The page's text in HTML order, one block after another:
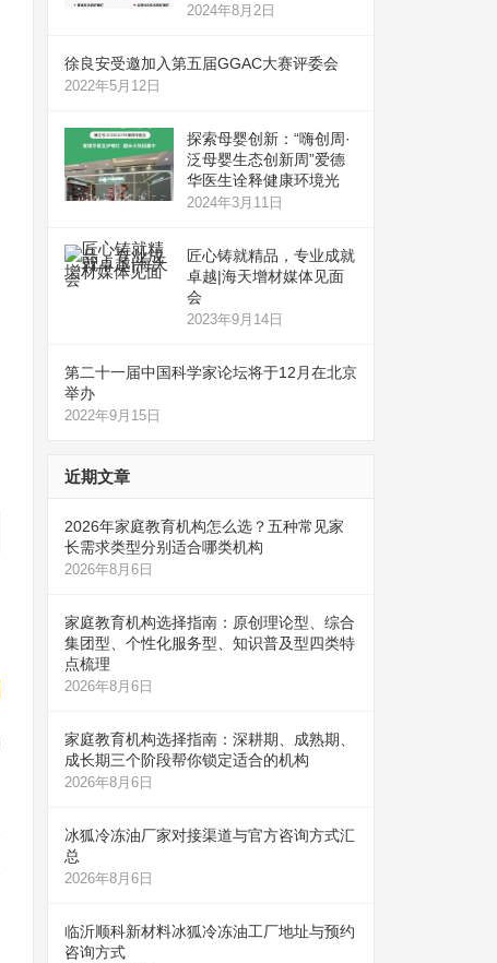
2024年8月2日
徐良安受邀加入第五届GGAC大赛评委会
2022年5月12日
探索母婴创新：“嗨创周·
泛母婴生态创新周”爱德
华医生诠释健康环境光
2024年3月11日
匠心铸就精品，专业成就
卓越|海天增材媒体见面
会
2023年9月14日
第二十一届中国科学家论坛将于12月在北京
举办
2022年9月15日
近期文章
2026年家庭教育机构怎么选？五种常见家
长需求类型分别适合哪类机构
2026年8月6日
家庭教育机构选择指南：原创理论型、综合
集团型、个性化服务型、知识普及型四类特
点梳理
2026年8月6日
家庭教育机构选择指南：深耕期、成熟期、
成长期三个阶段帮你锁定适合的机构
2026年8月6日
冰狐冷冻油厂家对接渠道与官方咨询方式汇
总
2026年8月6日
临沂顺科新材料冰狐冷冻油工厂地址与预约
咨询方式